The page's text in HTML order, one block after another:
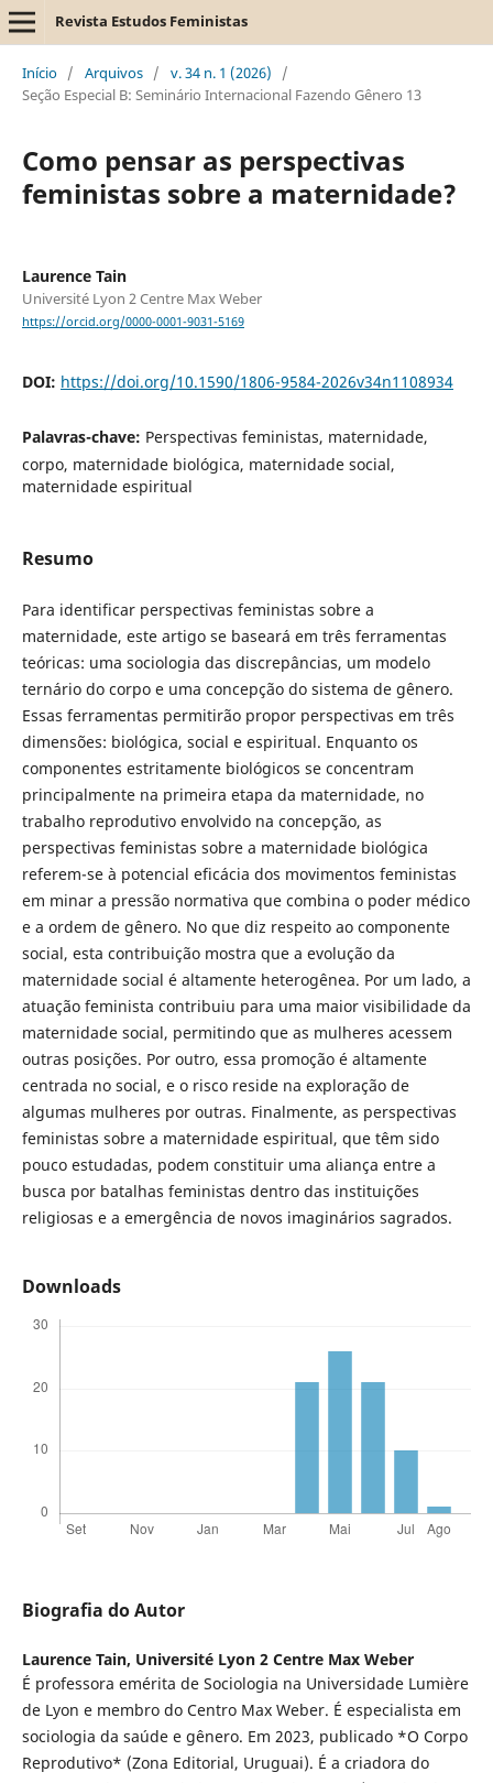
Revista Estudos Feministas
Início / Arquivos / v. 34 n. 1 (2026)
/
Seção Especial B: Seminário Internacional Fazendo Gênero 13
Como pensar as perspectivas
feministas sobre a maternidade?
Laurence Tain
Université Lyon 2 Centre Max Weber
https://orcid.org/0000-0001-9031-5169
DOI: https://doi.org/10.1590/1806-9584-2026v34n1108934
Palavras-chave: Perspectivas feministas, maternidade,
corpo, maternidade biológica, maternidade social,
maternidade espiritual
Resumo
Para identificar perspectivas feministas sobre a
maternidade, este artigo se baseará em três ferramentas
teóricas: uma sociologia das discrepâncias, um modelo
ternário do corpo e uma concepção do sistema de gênero.
Essas ferramentas permitirão propor perspectivas em três
dimensões: biológica, social e espiritual. Enquanto os
componentes estritamente biológicos se concentram
principalmente na primeira etapa da maternidade, no
trabalho reprodutivo envolvido na concepção, as
perspectivas feministas sobre a maternidade biológica
referem-se à potencial eficácia dos movimentos feministas
em minar a pressão normativa que combina o poder médico
e a ordem de gênero. No que diz respeito ao componente
social, esta contribuição mostra que a evolução da
maternidade social é altamente heterogênea. Por um lado, a
atuação feminista contribuiu para uma maior visibilidade da
maternidade social, permitindo que as mulheres acessem
outras posições. Por outro, essa promoção é altamente
centrada no social, e o risco reside na exploração de
algumas mulheres por outras. Finalmente, as perspectivas
feministas sobre a maternidade espiritual, que têm sido
pouco estudadas, podem constituir uma aliança entre a
busca por batalhas feministas dentro das instituições
religiosas e a emergência de novos imaginários sagrados.
Downloads
Biografia do Autor
Laurence Tain, Université Lyon 2 Centre Max Weber
É professora emérita de Sociologia na Universidade Lumière
de Lyon e membro do Centro Max Weber. É especialista em
sociologia da saúde e gênero. Em 2023, publicado *O Corpo
Reprodutivo* (Zona Editorial, Uruguai). É a criadora do